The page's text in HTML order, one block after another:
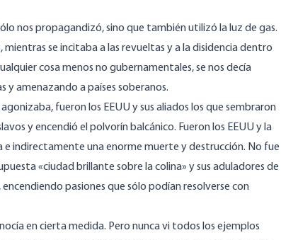
nos propagandizó, sino que también utilizó la luz de gas.
se incitaba a las revueltas y a la disidencia dentro
cosa menos no gubernamentales, se nos decía
y amenazando a países soberanos.
fueron los EEUU y sus aliados los que sembraron
y encendió el polvorín balcánico. Fueron los EEUU y la
e indirectamente una enorme muerte y destrucción. No fue
«ciudad brillante sobre la colina» y sus aduladores de
pasiones que sólo podían resolverse con
en cierta medida. Pero nunca vi todos los ejemplos